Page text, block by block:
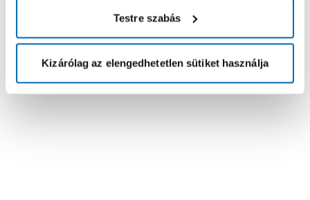
Testre szabás
Kizárólag az elengedhetetlen sütiket használja